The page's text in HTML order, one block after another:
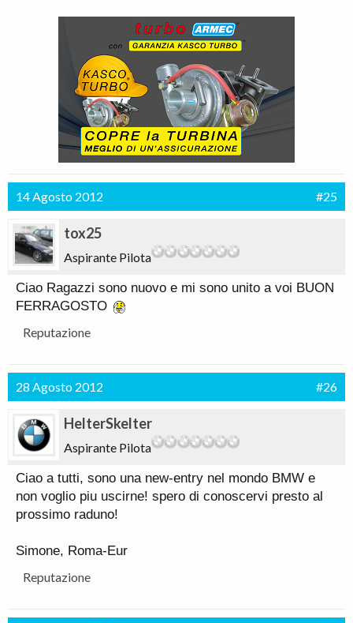
14 Agosto 2012 #25
tox25
Aspirante Pilota
Ciao Ragazzi sono nuovo e mi sono unito a voi BUON
FERRAGOSTO
Reputazione
28 Agosto 2012 #26
HelterSkelter
Aspirante Pilota
Ciao a tutti, sono una new-entry nel mondo BMW e
non voglio piu uscirne! spero di conoscervi presto al
prossimo raduno!
Simone, Roma-Eur
Reputazione